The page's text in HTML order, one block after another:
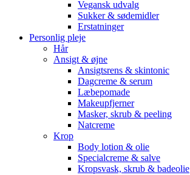
Vegansk udvalg
Sukker & sødemidler
Erstatninger
Personlig pleje
Hår
Ansigt & øjne
Ansigtsrens & skintonic
Dagcreme & serum
Læbepomade
Makeupfjerner
Masker, skrub & peeling
Natcreme
Krop
Body lotion & olie
Specialcreme & salve
Kropsvask, skrub & badeolie